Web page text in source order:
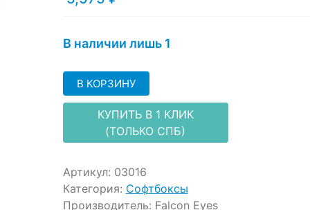
В наличии лишь 1
В КОРЗИНУ
КУПИТЬ В 1 КЛИК
(ТОЛЬКО СПБ)
Артикул: 03016
Категория: Софтбоксы
Производитель: Falcon Eyes